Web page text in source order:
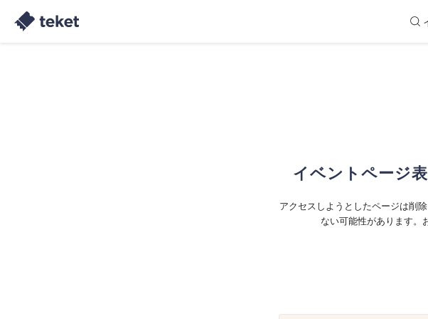
イベントページ
アクセスしようとしたページは削
ない可能性があります。